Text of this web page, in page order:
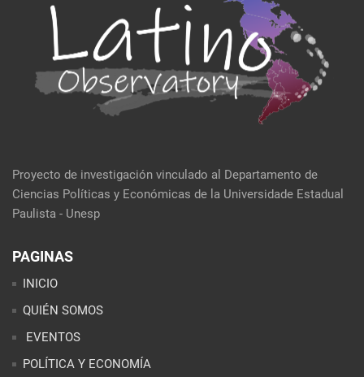
Proyecto de investigación vinculado al Departamento de
Ciencias Políticas y Económicas de la Universidade Estadual
Paulista - Unesp
PAGINAS
INICIO
QUIÉN SOMOS
EVENTOS
POLÍTICA Y ECONOMÍA